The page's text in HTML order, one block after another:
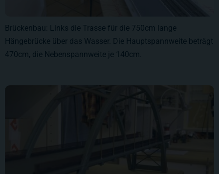
Brückenbau: Links die Trasse für die 750cm lange
Hängebrücke über das Wasser. Die Hauptspannweite beträgt
470cm, die Nebenspannweite je 140cm.